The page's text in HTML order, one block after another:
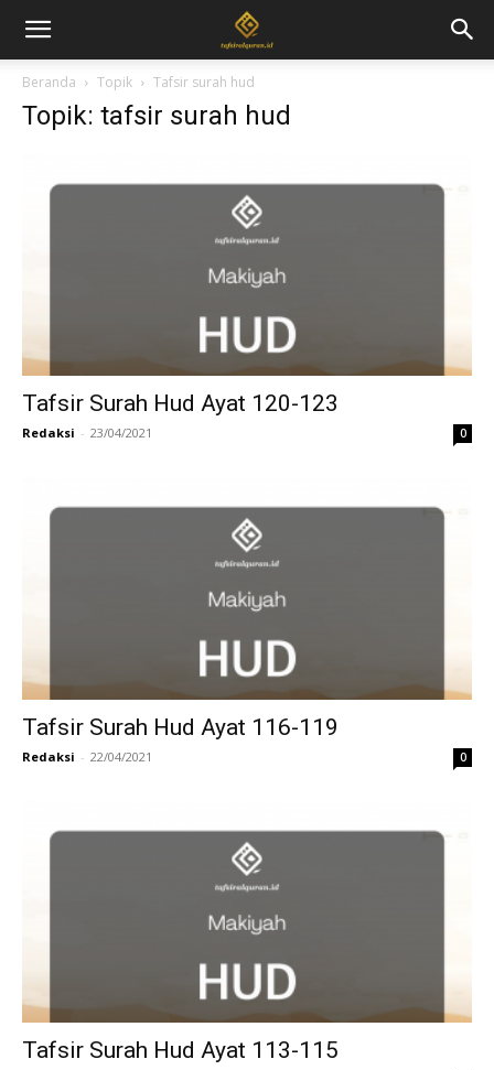
Beranda Topik Tafsir surah hud
Topik: tafsir surah hud
Tafsir Surah Hud Ayat 120-123
Redaksi - 23/04/2021 0
Tafsir Surah Hud Ayat 116-119
Redaksi - 22/04/2021 0
Tafsir Surah Hud Ayat 113-115